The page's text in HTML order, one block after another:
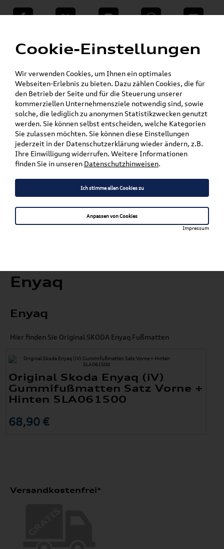
teilen Twitter Instagram WhatsApp E-Mail
VW Shop - VW Originalteile und Zubehör »
» Komfort & Schutz »
Fußmatten » Enyaq
Mein Kundenkonto Warenkorb
Artikel für ihr Modell
Marke wählen
Modell wählen
Karosserieform wählen
Enyaq
Enyaq
Hier finden Sie Original SKODA Enyaq Fußmatten
Original Skoda Enyaq (iV)
Gummifußmatten Satz Vorne +
Hinten 5LA061500
68,90 €
Versandkostenfrei*
Cookie-Einstellungen
Wir verwenden Cookies, um Ihnen ein optimales
Webseiten-Erlebnis zu bieten. Dazu zählen Cookies, die für
den Betrieb der Seite und für die Steuerung unserer
kommerziellen Unternehmensziele notwendig sind, sowie
solche, die lediglich zu anonymen Statistikzwecken genutzt
werden. Sie können selbst entscheiden, welche Kategorien
Sie zulassen möchten. Sie können diese Einstellungen
jederzeit in der Datenschutzerklärung wieder ändern, z.B.
Ihre Einwilligung widerrufen. Weitere Informationen
finden Sie in unseren Datenschutzhinweisen.
Ich stimme allen Cookies zu
Anpassen von Cookies
Impressum